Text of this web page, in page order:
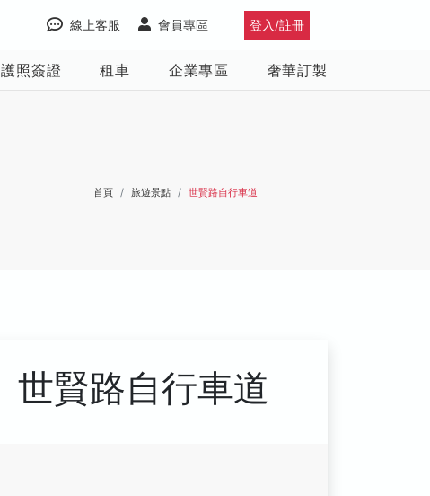
登入/註冊
會員專區
線上客服
護照簽證 租車 企業專區 奢華訂製
首頁 旅遊景點 世賢路自行車道
世賢路自行車道